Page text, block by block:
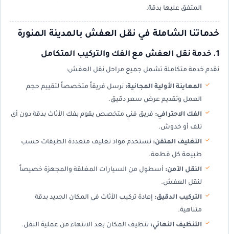
المتفق عليها بدقة.
خدماتنا الشاملة في نقل العفش بالمدينة المنورة
1. خدمة نقل العفش مع الفك والتركيب المتكامل
نقدم خدمة متكاملة تشمل جميع مراحل نقل العفش:
المعاينة الأولية المجانية: نرسل فريقاً متخصصاً لتقييم حجم
العمل وتقديم عرض سعر دقيق.
الفك الاحترافي: فريق فني متخصص يقوم بفك الأثاث بدقة دون أي
تلف أو خدوش.
التغليف المتقن: نستخدم مواد تغليف متعددة الطبقات حسب
طبيعة كل قطعة.
النقل الآمن: أسطول من السيارات المغلقة والمجهزة خصيصاً
لنقل العفش.
التركيب الدقيق: إعادة تركيب الأثاث في المكان الجديد بدقة
متناهية.
التنظيف النهائي: تنظيف المكان بعد الانتهاء من عملية النقل.